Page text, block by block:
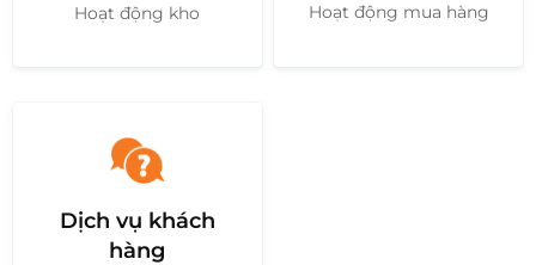
Hoạt động kho Hoạt động mua hàng
Dịch vụ khách
hàng